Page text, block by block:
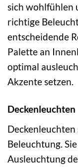
sich wohlfühlen
richtige
entscheidende
Palette an
optimal
Akzente setzen.
Deckenleuchten
Deckenleuchten
Beleuchtung.
Ausleuchtung